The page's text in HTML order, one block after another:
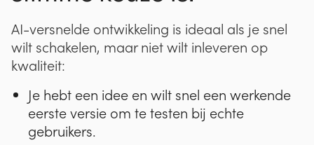
AI-versnelde ontwikkeling is ideaal als je snel
wilt schakelen, maar niet wilt inleveren op
kwaliteit:
Je hebt een idee en wilt snel een werkende
eerste versie om te testen bij echte
gebruikers.